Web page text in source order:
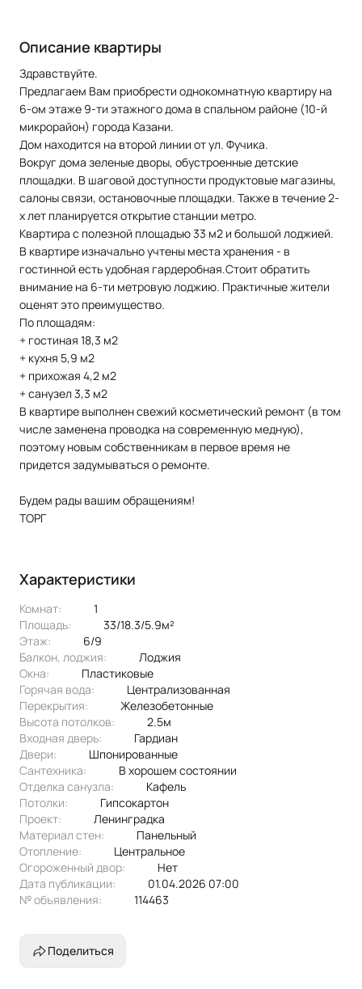
Описание квартиры
Здравствуйте.
Предлагаем Вам приобрести однокомнатную квартиру на
6-ом этаже 9-ти этажного дома в спальном районе (10-й
микрорайон) города Казани.
Дом находится на второй линии от ул. Фучика.
Вокруг дома зеленые дворы, обустроенные детские
площадки. В шаговой доступности продуктовые магазины,
салоны связи, остановочные площадки. Также в течение 2-
х лет планируется открытие станции метро.
Квартира с полезной площадью 33 м2 и большой лоджией.
В квартире изначально учтены места хранения - в
гостинной есть удобная гардеробная.Стоит обратить
внимание на 6-ти метровую лоджию. Практичные жители
оценят это преимущество.
По площадям:
+ гостиная 18,3 м2
+ кухня 5,9 м2
+ прихожая 4,2 м2
+ санузел 3,3 м2
В квартире выполнен свежий косметический ремонт (в том
числе заменена проводка на современную медную),
поэтому новым собственникам в первое время не
придется задумываться о ремонте.
Будем рады вашим обращениям!
ТОРГ
Характеристики
Комнат:
1
Площадь:
33/18.3/5.9м²
Этаж:
6/9
Балкон, лоджия:
лоджия
Окна:
пластиковые
Горячая вода:
централизованная
Перекрытия:
железобетонные
Высота потолков:
2.5м
Входная дверь:
Гардиан
Двери:
шпонированные
Сантехника:
в хорошем состоянии
Отделка санузла:
кафель
Потолки:
гипсокартон
Проект:
ленинградка
Материал стен:
Панельный
Отопление:
центральное
Огороженный двор:
Нет
Дата публикации:
01.04.2026 07:00
№ объявления:
114463
Поделиться